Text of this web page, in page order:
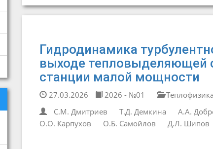
Гидродинамика
выходе тепловыделяющей
станции малой мощности
27.03.2026 2026 - №01
С.М. Дмитриев
Т.Д. Демкина А.А.
О.О. Карпухов
О.Б. Самойлов Д.Л. Шипов